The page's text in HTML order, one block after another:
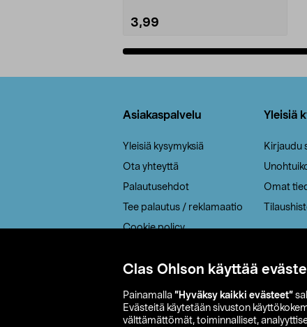
Clas Ohlson käyttää
Painamalla ”Hyväksy kaikki evästeet”
Evästeitä käytetään sivuston
välttämättömät, toiminnalliset,
3,99
Asiakaspalvelu
Yleisiä kysymyksiä
Ota yhteyttä
Palautusehdot
Tee palautus / reklamaatio
Cookie policy
Saavutettavuus
Yleisiä
Kirjaudu
Omat